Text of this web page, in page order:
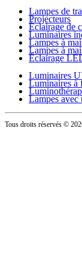
Lampes de
Projecteurs
Éclairage de
Luminaires
Lampes à
Lampes à
Éclairage
Luminaires
Luminaires
Lampes
Tous droits réservés ©